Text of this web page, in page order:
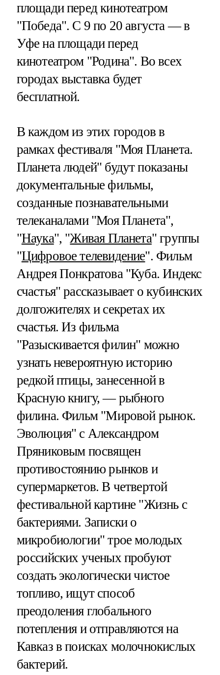
площади перед кинотеатром
"Победа". С 9 по 20 августа — в
Уфе на площади перед
кинотеатром "Родина". Во всех
городах выставка будет
бесплатной.
В каждом из этих городов в
рамках фестиваля "Моя Планета.
Планета людей" будут показаны
документальные фильмы,
созданные познавательными
телеканалами "Моя Планета",
"Наука", "Живая Планета" группы
"Цифровое телевидение". Фильм
Андрея Понкратова "Куба. Индекс
счастья" рассказывает о кубинских
долгожителях и секретах их
счастья. Из фильма
"Разыскивается филин" можно
узнать невероятную историю
редкой птицы, занесенной в
Красную книгу, — рыбного
филина. Фильм "Мировой рынок.
Эволюция" с Александром
Пряниковым посвящен
противостоянию рынков и
супермаркетов. В четвертой
фестивальной картине "Жизнь с
бактериями. Записки о
микробиологии" трое молодых
российских ученых пробуют
создать экологически чистое
топливо, ищут способ
преодоления глобального
потепления и отправляются на
Кавказ в поисках молочнокислых
бактерий.